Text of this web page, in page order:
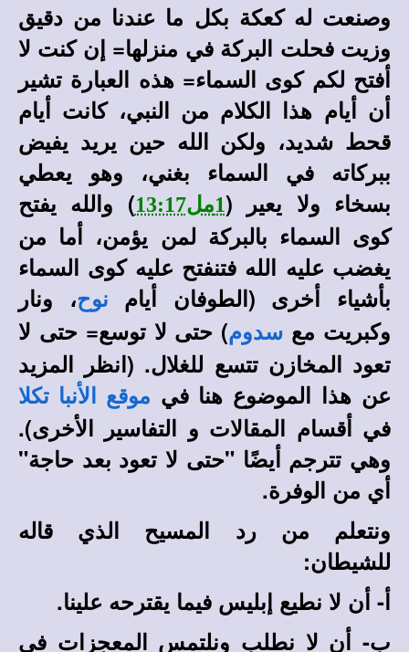
وصنعت له كعكة بكل ما عندنا من دقيق
وزيت فحلت البركة في منزلها= إن كنت لا
أفتح لكم كوى السماء= هذه العبارة تشير
أن أيام هذا الكلام من النبي، كانت أيام
قحط شديد، ولكن الله حين يريد يفيض
ببركاته في السماء بغني، وهو يعطي
بسخاء ولا يعير (1مل13:17
) والله يفتح
كوى السماء بالبركة لمن يؤمن، أما من
يغضب عليه الله فتنفتح عليه كوى السماء
بأشياء أخرى (الطوفان أيام
نوح، ونار
وكبريت مع سدوم) حتى لا توسع= حتى لا
تعود المخازن تتسع للغلال. (انظر المزيد
عن هذا الموضوع هنا في موقع الأنبا تكلا
في أقسام المقالات و التفاسير الأخرى).
وهي تترجم أيضًا "حتى لا تعود بعد حاجة"
أي من الوفرة.
ونتعلم من رد المسيح الذي قاله
للشيطان:
‌أ- أن لا نطيع إبليس فيما يقترحه علينا.
‌ب- أن لا نطلب ونلتمس المعجزات في